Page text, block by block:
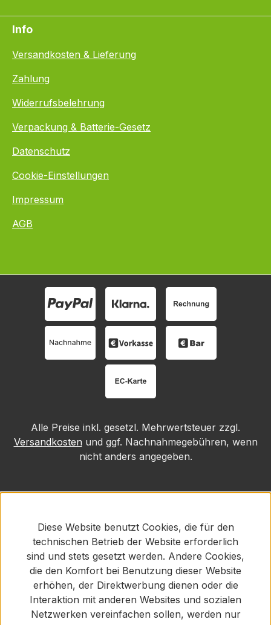
Info
Versandkosten & Lieferung
Zahlung
Widerrufsbelehrung
Verpackung & Batterie-Gesetz
Datenschutz
Cookie-Einstellungen
Impressum
AGB
Alle Preise inkl. gesetzl. Mehrwertsteuer zzgl.
Versandkosten und ggf. Nachnahmegebühren, wenn
nicht anders angegeben.
Diese Website benutzt Cookies, die für den
technischen Betrieb der Website erforderlich
sind und stets gesetzt werden. Andere Cookies,
die den Komfort bei Benutzung dieser Website
erhöhen, der Direktwerbung dienen oder die
Interaktion mit anderen Websites und sozialen
Netzwerken vereinfachen sollen, werden nur